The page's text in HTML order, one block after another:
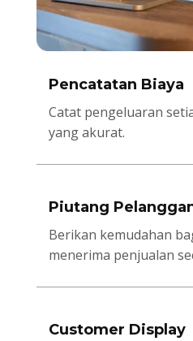
Pencatatan Biaya
Catat pengeluaran
yang akurat.
Piutang
Berikan kemudahan
menerima penjualan
Customer Display